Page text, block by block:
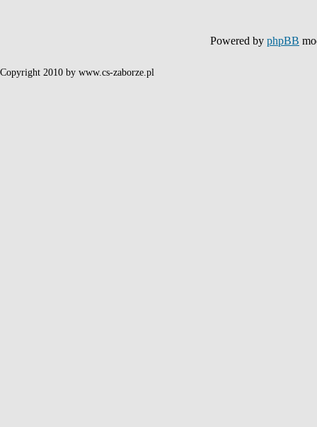
Powered by phpBB
Copyright 2010 by www.cs-zaborze.pl